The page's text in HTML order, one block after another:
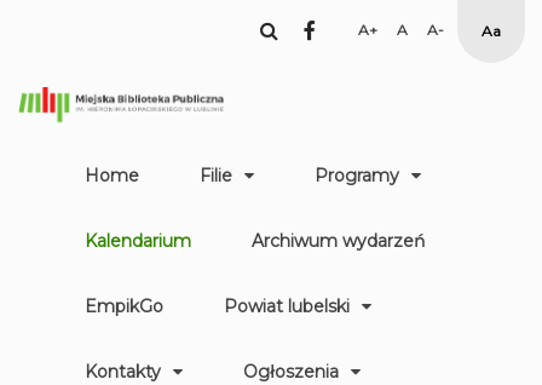
facebook
Set Set
Smaller
High
Home Filie Programy
Kalendarium Archiwum wydarzeń
EmpikGo Powiat lubelski
Kontakty Ogłoszenia